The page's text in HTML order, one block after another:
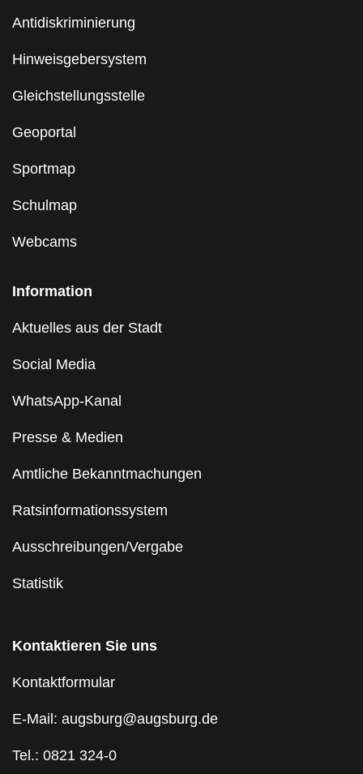
Antidiskriminierung
Hinweisgebersystem
Gleichstellungsstelle
Geoportal
Sportmap
Schulmap
Webcams
Information
Aktuelles aus der Stadt
Social Media
WhatsApp-Kanal
Presse & Medien
Amtliche Bekanntmachungen
Ratsinformationssystem
Ausschreibungen/Vergabe
Statistik
Kontaktieren Sie uns
Kontaktformular
E-Mail: augsburg@augsburg.de
Tel.: 0821 324-0